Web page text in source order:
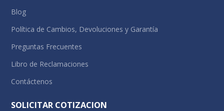
Blog
Política de Cambios, Devoluciones y Garantía
Preguntas Frecuentes
Libro de Reclamaciones
Contáctenos
SOLICITAR COTIZACION